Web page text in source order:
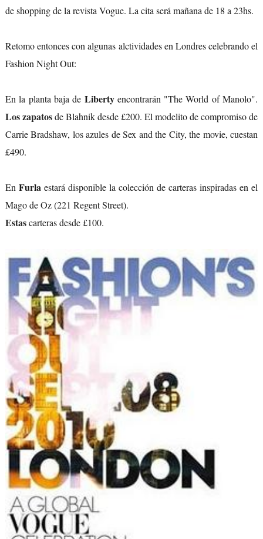
de shopping de la revista Vogue. La cita será mañana de 18 a 23hs.
Retomo entonces con algunas alctividades en Londres celebrando el
Fashion Night Out:
En la planta baja de Libertyencontrarán "The World of Manolo".
Los zapatosde Blahnik desde£200. El modelito de compromiso de
Carrie Bradshaw, los azules de Sex and the City, the movie, cuestan
£490.
En Furla estará disponible la colección de carteras inspiradas en el
Mago de Oz (221 Regent Street).
Estascarteras desde£100.